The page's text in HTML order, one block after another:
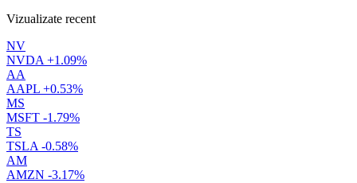
Vizualizate recent
NV
NVDA +1.09%
AA
AAPL +0.53%
MS
MSFT -1.79%
TS
TSLA -0.58%
AM
AMZN -3.17%